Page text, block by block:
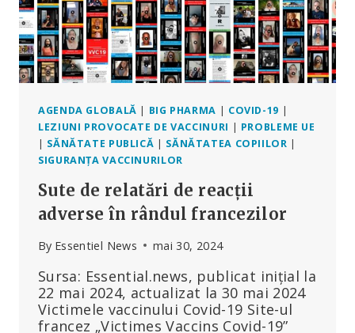
AGENDA GLOBALĂ | BIG PHARMA | COVID-19 |
LEZIUNI PROVOCATE DE VACCINURI | PROBLEME UE
| SĂNĂTATE PUBLICĂ | SĂNĂTATEA COPIILOR |
SIGURANȚA VACCINURILOR
Sute de relatări de reacții
adverse în rândul francezilor
By Essentiel News mai 30, 2024
Sursa: Essential.news, publicat inițial la
22 mai 2024, actualizat la 30 mai 2024
Victimele vaccinului Covid-19 Site-ul
francez „Victimes Vaccins Covid-19”